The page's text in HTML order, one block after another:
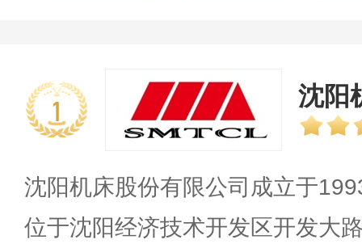
1 沈阳
沈阳机床股份有限公司成立于
位于沈阳经济技术开发区开发大